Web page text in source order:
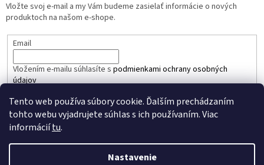
Tento web používa súbory cookie. Ďalším prechádzaním
tohto webu vyjadrujete súhlas s ich používaním. Viac
informáciítu.
Nastavenie
Vložte svoj e-mail a my Vám budeme zasielať informácie o nových
produktoch na našom e-shope.
Email
Vložením e-mailu súhlasíte s podmienkami ochrany osobných
údajov
PRIHLÁSIŤ SA
Vytvoril Shoptet